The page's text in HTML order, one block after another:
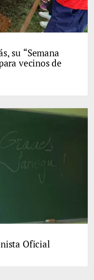
su “Semana
vecinos de
Oficial